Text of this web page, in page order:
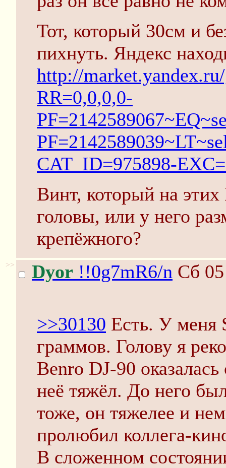
Тот, который 30см и
пихнуть. Яндекс
http://
RR=0,0,0,0-
CAT_ID=975898-
Винт, который на
головы, или у него
крепёжного?
>> Dyor !!0g7mR6/n Сб
>>30130 Есть. У меня
граммов. Голову я
Benro DJ-90
неё тяжёл. До него
тоже, он тяжелее и
пролюбил коллега-
В сложенном